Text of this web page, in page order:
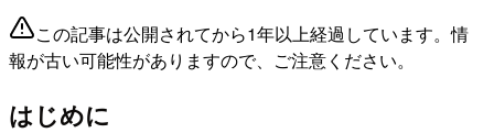
この記事は公開されてから1年以上経過しています。情
報が古い可能性がありますので、ご注意ください。
はじめに